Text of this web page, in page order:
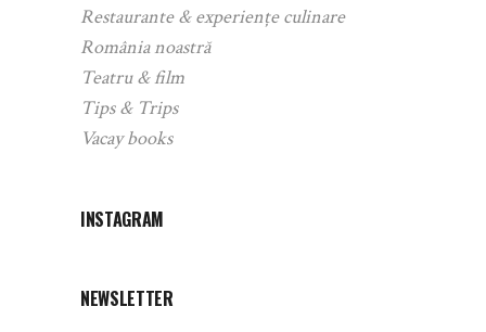
Restaurante & experiențe culinare
România noastră
Teatru & film
Tips & Trips
Vacay books
INSTAGRAM
NEWSLETTER